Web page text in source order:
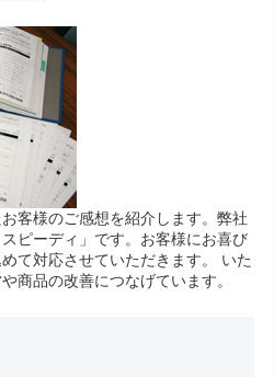
客様のご感想を紹介します。弊社
ピーディ」です。お客様にお喜び
て対応させていただきます。 いた
商品の改善につなげています。